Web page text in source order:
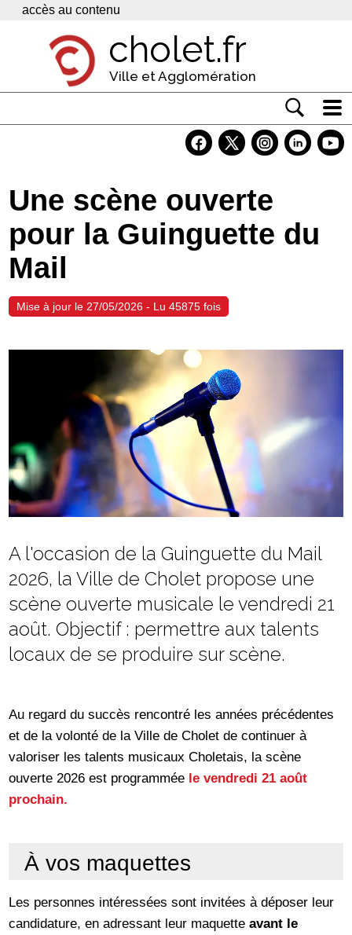
Panneau de gestion des cookies
accès au contenu
cholet.fr
Ville et Agglomération
Economie
Services
Contacts
Une scène ouverte
pour la Guinguette du
Mail
Mise à jour le 27/05/2026 - Lu 45875 fois
A l'occasion de la Guinguette du Mail
2026, la Ville de Cholet propose une
scène ouverte musicale le vendredi 21
août. Objectif : permettre aux talents
locaux de se produire sur scène.
Au regard du succès rencontré les années précédentes
et de la volonté de la Ville de Cholet de continuer à
valoriser les talents musicaux Choletais, la scène
ouverte 2026 est programmée le vendredi 21 août
prochain.
À vos maquettes
Les personnes intéressées sont invitées à déposer leur
candidature, en adressant leur maquetteavant le